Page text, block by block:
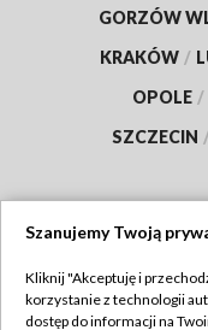
GORZÓW
KRAKÓW /
OPOLE /
SZCZECIN
Szanujemy Twoją
Kliknij "Akceptuję i
korzystanie z technologii
dostęp do informacji na